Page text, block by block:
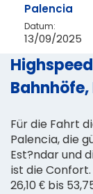
Palencia
Datum:
13/09/2025
Für die Fahrt
Palencia, die
Est?ndar und
ist die
26,10 € bis